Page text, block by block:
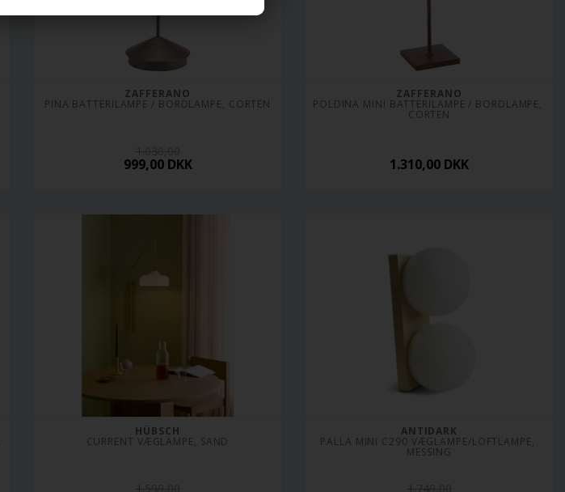
ZAFFERANO
PINA BATTERILAMPE / BORDLAMPE, CORTEN
999,00 DKK
ZAFFERANO
POLDINA MINI BATTERILAMPE / BORDLAMPE,
CORTEN
1.310,00 DKK
HÜBSCH
CURRENT VÆGLAMPE, SAND
ANTIDARK
PALLA MINI C290 VÆGLAMPE/LOFTLAMPE,
MESSING